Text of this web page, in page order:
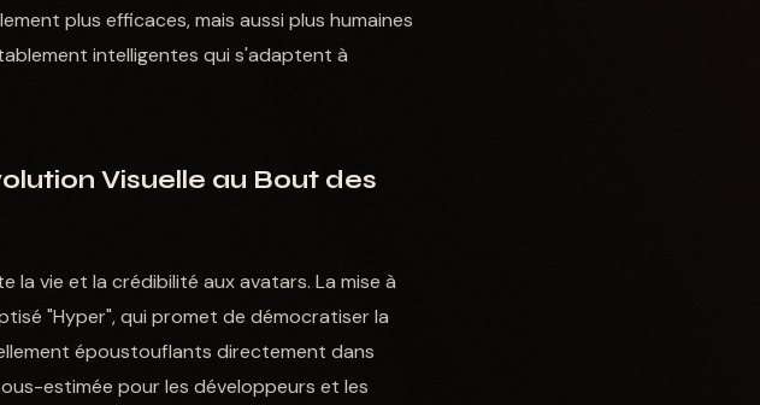
plus efficaces, mais aussi plus humaines
intelligentes qui s'adaptent à
Visuelle au Bout des
la vie et la crédibilité aux avatars. La mise à
"Hyper", qui promet de démocratiser la
époustouflants directement dans
estimée pour les développeurs et les